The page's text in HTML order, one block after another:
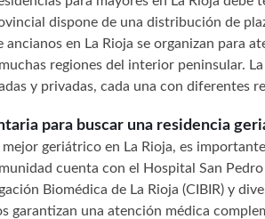
dispone de una distribución de
ancianos en La Rioja se organizan para
regiones del interior peninsular.
y privadas, cada una con diferentes
para buscar una residencia
mejor geriátrico en La Rioja, es
cuenta con el Hospital San
Biomédica de La Rioja (CIBIR) y
garantizan una atención médica